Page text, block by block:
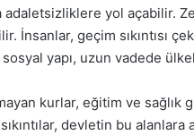
adaletsizliklere yol açabilir.
İnsanlar, geçim sıkıntısı
yapı, uzun vadede
kurlar, eğitim ve
devletin bu alanlara